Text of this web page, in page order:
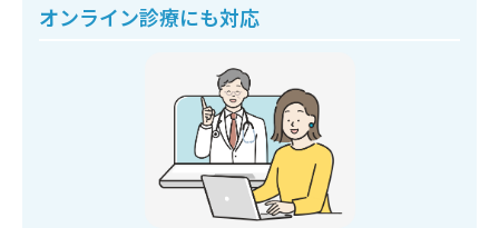
オンライン診療にも対応